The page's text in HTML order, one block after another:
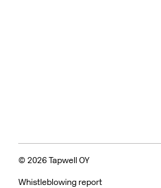
© 2026 Tapwell OY
Whistleblowing report